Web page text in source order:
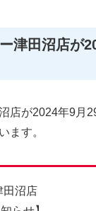
津田沼店が
店が2024年9月
ます。
田沼店